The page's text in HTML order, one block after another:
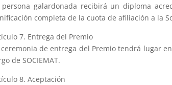
persona galardonada recibirá un diploma
completa de la cuota de afiliación a la
7. Entrega del Premio
ceremonia de entrega del Premio tendrá lugar
de SOCIEMAT.
8. Aceptación